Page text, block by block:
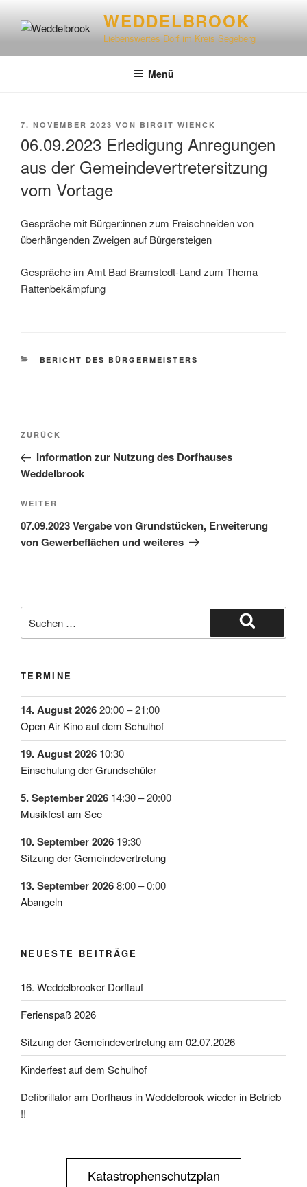
WEDDELBROOK
Liebenswertes Dorf im Kreis Segeberg
Menü
7. NOVEMBER 2023 VON BIRGIT WIENCK
06.09.2023 Erledigung Anregungen
aus der Gemeindevertretersitzung
vom Vortage
Gespräche mit Bürger:innen zum Freischneiden von
überhängenden Zweigen auf Bürgersteigen
Gespräche im Amt Bad Bramstedt-Land zum Thema
Rattenbekämpfung
BERICHT DES BÜRGERMEISTERS
ZURÜCK
Information zur Nutzung des Dorfhauses
Weddelbrook
WEITER
07.09.2023 Vergabe von Grundstücken, Erweiterung
von Gewerbeflächen und weiteres
TERMINE
14. August 202620:00–21:00
Open Air Kino auf dem Schulhof
19. August 2026 10:30
Einschulung der Grundschüler
5. September 2026 14:30–20:00
Musikfest am See
10. September 2026 19:30
Sitzung der Gemeindevertretung
13. September 20268:00–0:00
Abangeln
NEUESTE BEITRÄGE
16. Weddelbrooker Dorflauf
Ferienspaß 2026
Sitzung der Gemeindevertretung am 02.07.2026
Kinderfest auf dem Schulhof
Defibrillator am Dorfhaus in Weddelbrook wieder in Betrieb
!!
Katastrophenschutzplan